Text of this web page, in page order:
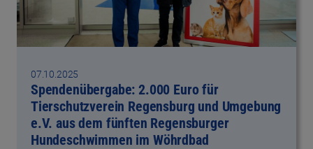
07.10.2025
Spendenübergabe: 2.000 Euro für
Tierschutzverein Regensburg und Umgebung
e.V. aus dem fünften Regensburger
Hundeschwimmen im Wöhrdbad